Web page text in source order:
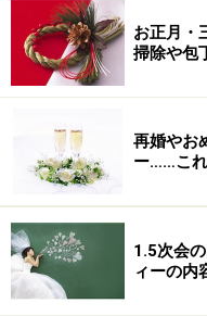
■別々にお祝い金の包
夫婦で５万円を包むの
む手もアリです。気
儀袋のものを使うよう
夫婦かも」と、勘違い
■スマートに２万円を
「２」と言う数字も昔
お正月・
掃除や包
再婚やお
ー……これ
1.5次会
ィーの内